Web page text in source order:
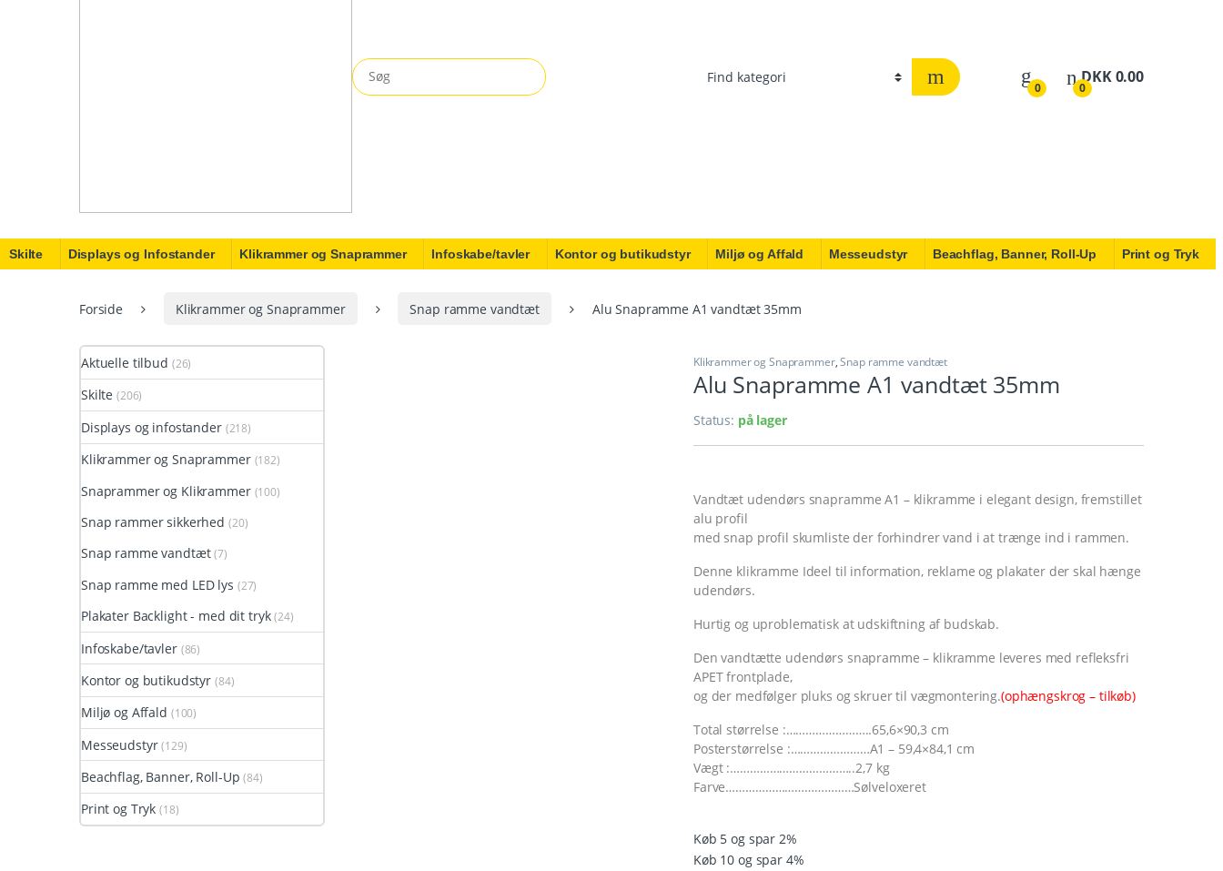
Search for:
0 0
DKK0.00
Skilte Displays og Infostander Klikrammer og Snaprammer Infoskabe/tavler Kontor og butikudstyr Miljø og Affald Messeudstyr Beachflag, Banner, Roll-Up Print og Tryk
Forside Klikrammer og Snaprammer Snap ramme vandtæt Alu Snapramme A1 vandtæt 35mm
Klikrammer og Snaprammer,Snap ramme vandtæt
Alu Snapramme A1 vandtæt 35mm
Status: på lager
Vandtæt udendørs snapramme A1 – klikramme i elegant design, fremstillet
alu profil
med snap profil skumliste der forhindrer vand i at trænge ind i rammen.
Denne klikramme Ideel til information, reklame og plakater der skal hænge
udendørs.
Hurtig og uproblematisk at udskiftning af budskab.
Den vandtætte udendørs snapramme – klikramme leveres med refleksfri
APET frontplade,
og der medfølger pluks og skruer til vægmontering.(ophængskrog – tilkøb)
Total størrelse :……………………..65,6×90,3 cm
Posterstørrelse :……………………A1 – 59,4×84,1 cm
Vægt :………………………………..2,7 kg
Farve…………………………………Sølveloxeret
Køb 5 og spar 2%
Køb 10 og spar 4%
Aktuelle tilbud (26)
Skilte (206)
Displays og infostander (218)
Klikrammer og Snaprammer (182)
Snaprammer og Klikrammer (100)
Snap rammer sikkerhed (20)
Snap ramme vandtæt (7)
Snap ramme med LED lys (27)
Plakater Backlight - med dit tryk (24)
Infoskabe/tavler (86)
Kontor og butikudstyr (84)
Miljø og Affald (100)
Messeudstyr (129)
Beachflag, Banner, Roll-Up (84)
Print og Tryk (18)